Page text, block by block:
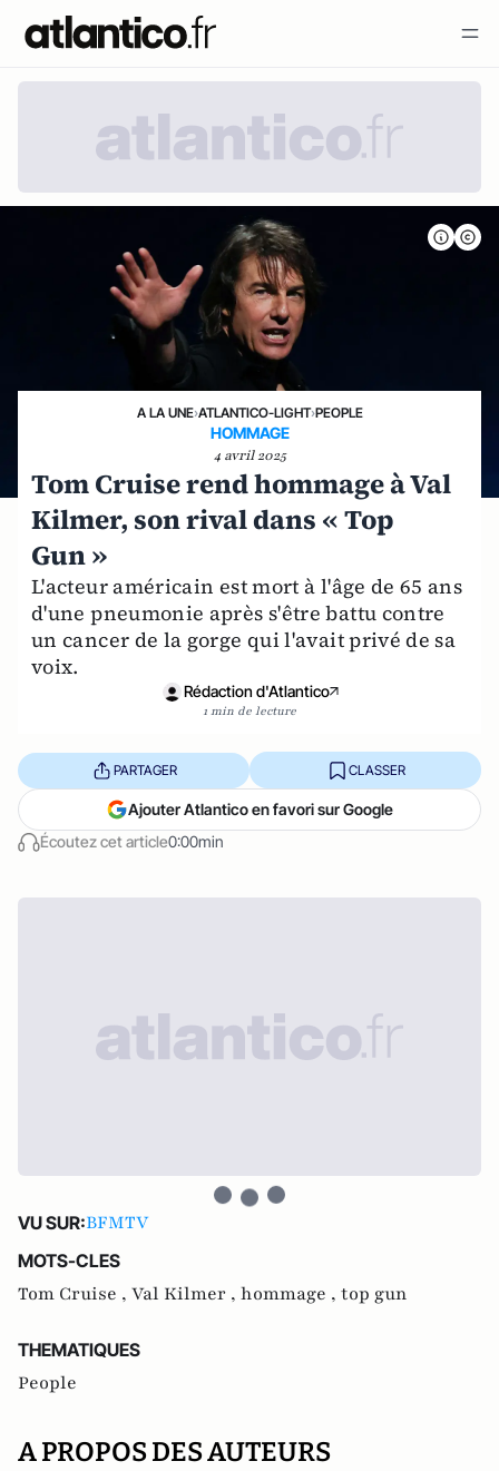
A LA UNE›ATLANTICO-LIGHT›PEOPLE
HOMMAGE
4 avril 2025
Tom Cruise rend hommage à Val
Kilmer, son rival dans « Top
Gun »
L'acteur américain est mort à l'âge de 65 ans
d'une pneumonie après s'être battu contre
un cancer de la gorge qui l'avait privé de sa
voix.
Rédaction d'Atlantico
1 min de lecture
Écoutez cet article0:00min
PARTAGER CLASSER
Ajouter Atlantico en favori sur Google
VU SUR:BFMTV
MOTS-CLES
Tom Cruise , Val Kilmer , hommage , top gun
THEMATIQUES
People
A PROPOS DES AUTEURS